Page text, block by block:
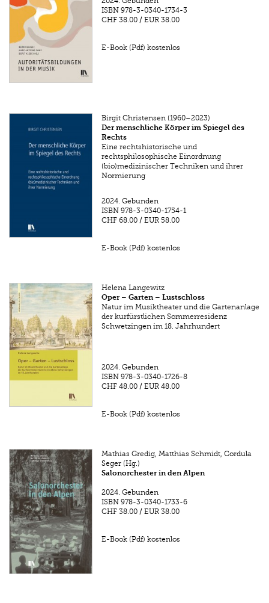
ISBN 978-3-0340-1734-3
CHF 38.00 /EUR 38.00
E-Book (Pdf) kostenlos
Birgit Christensen (1960–2023)
Der menschliche Körper im Spiegel des
Rechts
Eine rechtshistorische und
rechtsphilosophische Einordnung
(bio)medizinischer Techniken und ihrer
Normierung
2024. Gebunden
ISBN 978-3-0340-1754-1
CHF 68.00 /EUR 58.00
E-Book (Pdf) kostenlos
Helena Langewitz
Oper – Garten – Lustschloss
Natur im Musiktheater und die Gartenanlage
der kurfürstlichen Sommerresidenz
Schwetzingen im 18. Jahrhundert
2024. Gebunden
ISBN 978-3-0340-1726-8
CHF 48.00 /EUR 48.00
E-Book (Pdf) kostenlos
Mathias Gredig, Matthias Schmidt, Cordula
Seger (Hg.)
Salonorchester in den Alpen
2024. Gebunden
ISBN 978-3-0340-1733-6
CHF 38.00 /EUR 38.00
E-Book (Pdf) kostenlos